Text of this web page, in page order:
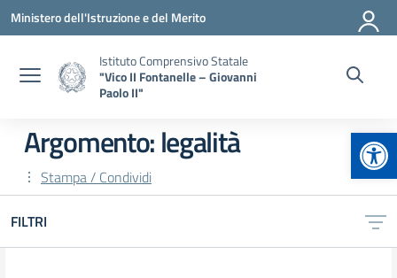
Vai ai contenuti
Vai al menu di navigazione
Vai al footer
Ministero dell'Istruzione e del Merito
Istituto Comprensivo Statale
"Vico II Fontanelle – Giovanni
Paolo II"
Argomento: legalità
Stampa / Condividi
FILTRI